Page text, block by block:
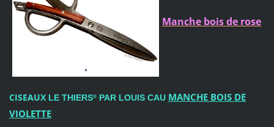
Manche bois de rose
CISEAUX LE THIERS®PAR LOUIS CAU MANCHE BOIS DE
VIOLETTE